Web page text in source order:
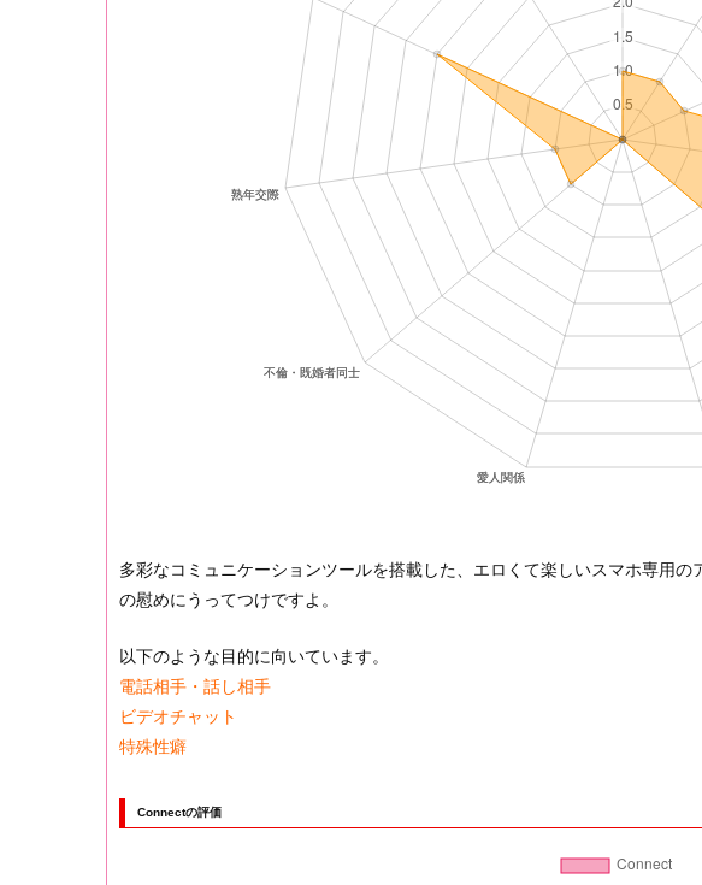
多彩なコミュニケーションツールを搭載した、エロくて楽しいスマホ専用
の慰めにうってつけですよ。
以下のような目的に向いています。
電話相手・話し相手
ビデオチャット
特殊性癖
Connectの評価